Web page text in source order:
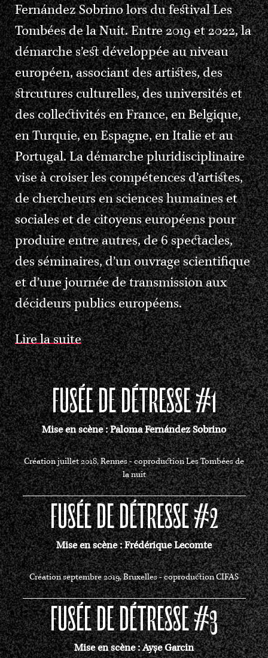
Fernández Sobrino lors du festival Les
Tombées de la Nuit. Entre 2019 et 2022, la
démarche s’est développée au niveau
européen, associant des artistes, des
strcutures culturelles, des universités et
des collectivités en France, en Belgique,
en Turquie, en Espagne, en Italie et au
Portugal. La démarche pluridisciplinaire
vise à croiser les compétences d’artistes,
de chercheurs en sciences humaines et
sociales et de citoyens européens pour
produire entre autres, de 6 spectacles,
des séminaires, d’un ouvrage scientifique
et d’une journée de transmission aux
décideurs publics européens.
Lire la suite
FUSÉE DE DÉTRESSE #1
Mise en scène : Paloma Fernández Sobrino
Création juillet 2018, Rennes - coproduction Les Tombées de
la nuit
FUSÉE DE DÉTRESSE #2
Mise en scène : Frédérique Lecomte
Création septembre 2019, Bruxelles - coproduction CIFAS
FUSÉE DE DÉTRESSE #3
Mise en scène : Ayșe Garcin